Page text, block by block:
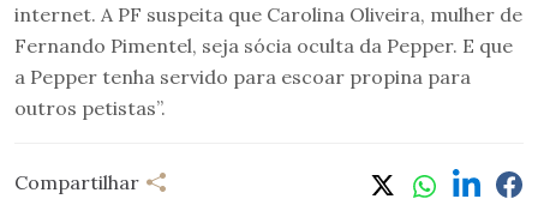
internet. A PF suspeita que Carolina Oliveira, mulher de
Fernando Pimentel, seja sócia oculta da Pepper. E que
a Pepper tenha servido para escoar propina para
outros petistas”.
Compartilhar